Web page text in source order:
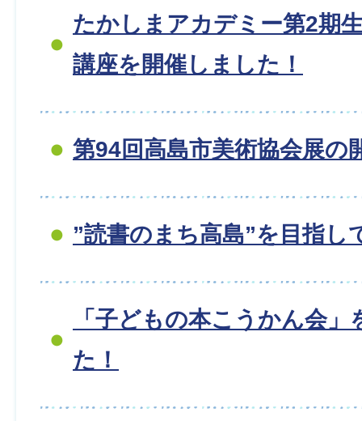
たかしまアカデミー第2期
講座を開催しました！
第94回高島市美術協会展の
”読書のまち高島”を目指し
「子どもの本こうかん会」
た！